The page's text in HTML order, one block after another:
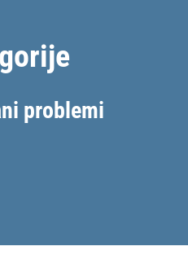
problemi